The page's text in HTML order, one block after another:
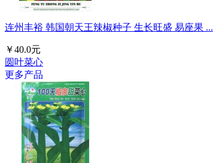
连州丰裕 韩国朝天王辣椒种子 生长旺盛 易座果 ...
￥40.0元
圆叶菜心
更多产品